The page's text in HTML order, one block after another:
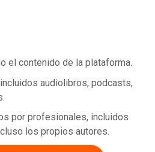
el contenido de la plataforma.
audiolibros, podcasts,
por profesionales, incluidos
los propios autores.